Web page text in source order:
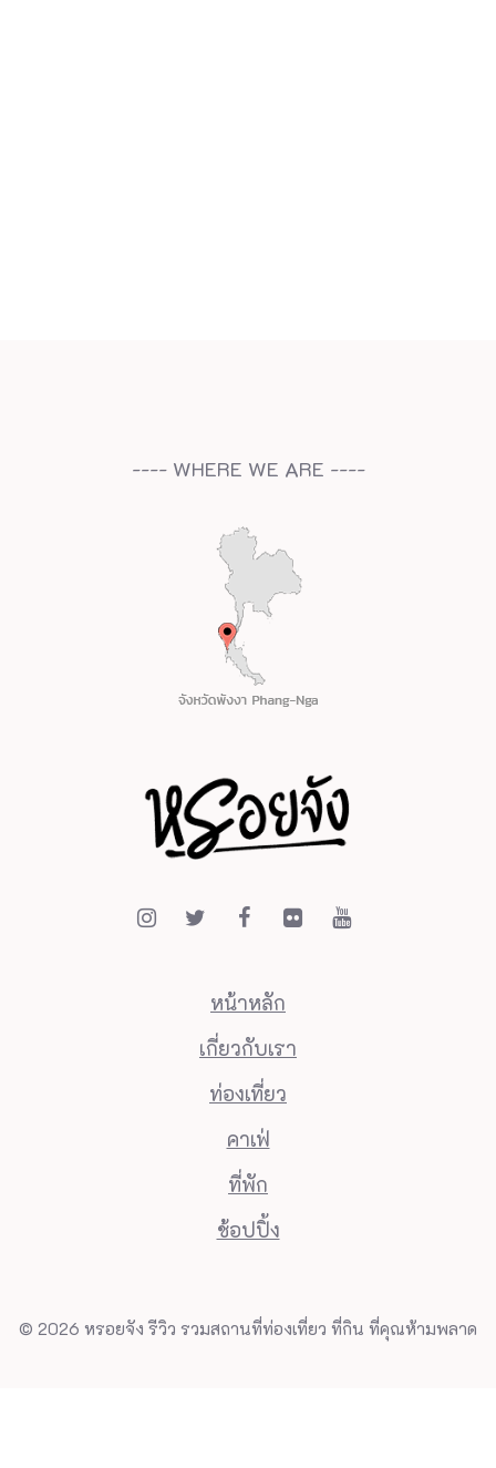
---- WHERE WE ARE ----
หน้าหลัก
เกี่ยวกับเรา
ท่องเที่ยว
คาเฟ่
ที่พัก
ช้อปปิ้ง
© 2026 หรอยจัง รีวิว รวมสถานที่ท่องเที่ยว ที่กิน ที่คุณห้ามพลาด